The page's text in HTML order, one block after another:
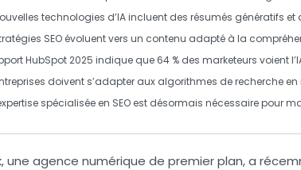
technologies d’IAincluent des résumés génératifs et
SEO évoluent vers un contenu adapté à la
HubSpot 2025 indique que 64 % des marketeurs voient l’
doivent s’adapter aux algorithmes de recherche
spécialisée en SEO est désormais nécessaire pour
, une agence numérique de premier plan, a